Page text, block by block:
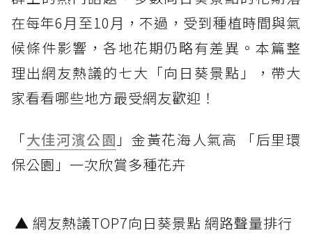
在每年6月至10月，不過，受到種植時間與氣
候條件影響，各地花期仍略有差異。本篇整
理出網友熱議的七大「向日葵景點」，帶大
家看看哪些地方最受網友歡迎！
「大佳河濱公園 」金黃花海人氣高 「后里環
保公園」一次欣賞多種花卉
▲ 網友熱議TOP7向日葵景點 網路聲量排行